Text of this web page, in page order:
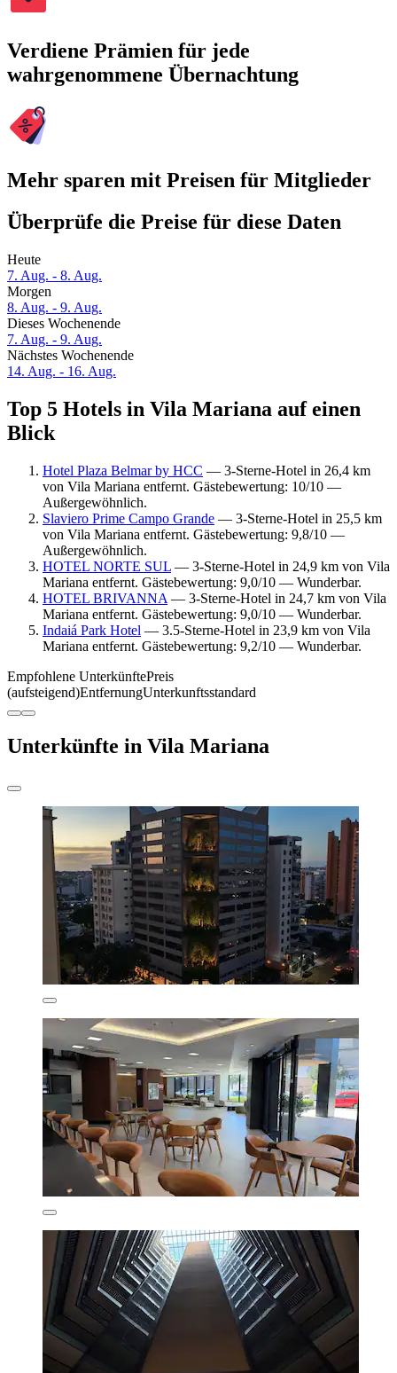
Verdiene Prämien für jede
wahrgenommene Übernachtung
Mehr sparen mit Preisen für Mitglieder
Überprüfe die Preise für diese Daten
Heute
7. Aug. - 8. Aug.
Morgen
8. Aug. - 9. Aug.
Dieses Wochenende
7. Aug. - 9. Aug.
Nächstes Wochenende
14. Aug. - 16. Aug.
Top 5 Hotels in Vila Mariana auf einen
Blick
Hotel Plaza Belmar by HCC — 3-Sterne-Hotel in 26,4 km
von Vila Mariana entfernt. Gästebewertung: 10/10 —
Außergewöhnlich.
Slaviero Prime Campo Grande — 3-Sterne-Hotel in 25,5 km
von Vila Mariana entfernt. Gästebewertung: 9,8/10 —
Außergewöhnlich.
HOTEL NORTE SUL — 3-Sterne-Hotel in 24,9 km von Vila
Mariana entfernt. Gästebewertung: 9,0/10 — Wunderbar.
HOTEL BRIVANNA — 3-Sterne-Hotel in 24,7 km von Vila
Mariana entfernt. Gästebewertung: 9,0/10 — Wunderbar.
Indaiá Park Hotel — 3.5-Sterne-Hotel in 23,9 km von Vila
Mariana entfernt. Gästebewertung: 9,2/10 — Wunderbar.
Empfohlene UnterkünftePreis
(aufsteigend)EntfernungUnterkunftsstandard
Unterkünfte in Vila Mariana